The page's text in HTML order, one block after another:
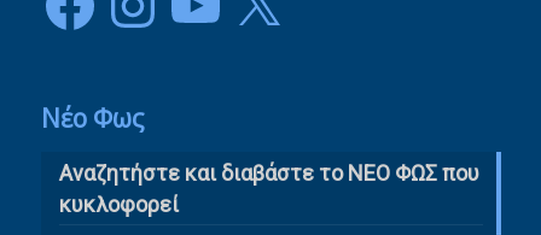
Νέο Φως
Αναζητήστε και διαβάστε το NΕΟ ΦΩΣ που
κυκλοφορεί